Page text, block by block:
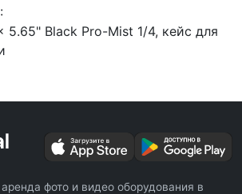
Black Pro-Mist 1/4, кейс для
фото и видео оборудования в